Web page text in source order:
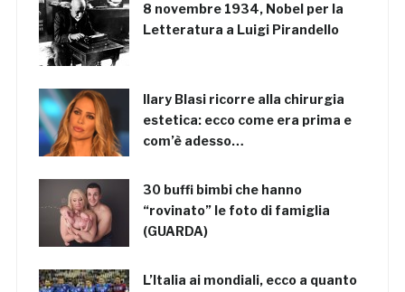
8 novembre 1934, Nobel per la
Letteratura a Luigi Pirandello
Ilary Blasi ricorre alla chirurgia
estetica: ecco come era prima e
com’è adesso…
30 buffi bimbi che hanno
“rovinato” le foto di famiglia
(GUARDA)
L’Italia ai mondiali, ecco a quanto